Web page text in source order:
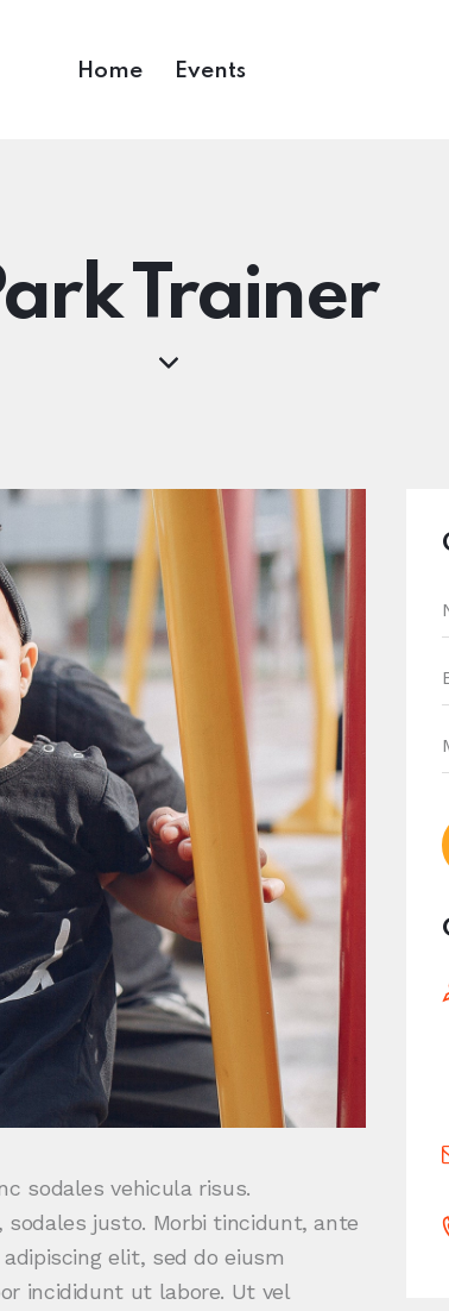
Home Events
Trainer
sodales vehicula risus.
justo. Morbi tincidunt, ante
elit, sed do eiusm
incididunt ut labore. Ut vel